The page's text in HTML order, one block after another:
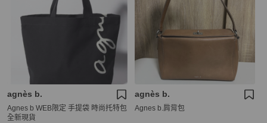
agnès b.
Agnes b WEB限定 手提袋 時尚托特包
全新現貨
agnès b.
Agnes b.肩背包